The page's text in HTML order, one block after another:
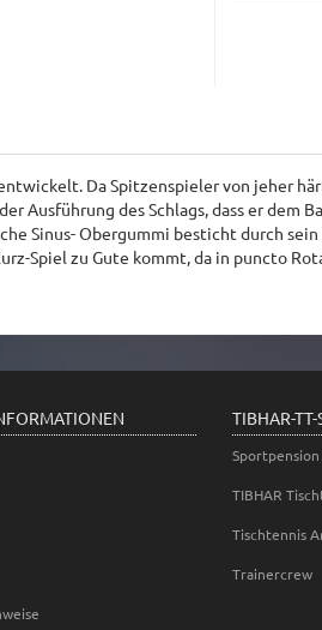
Da Spitzenspieler von jeher
Ausführung des Schlags, dass er
Sinus- Obergummi besticht durch
Spiel zu Gute kommt, da in puncto
TIBHAR-TT-
Sportpension
TIBHAR
Tischtennis
Trainercrew